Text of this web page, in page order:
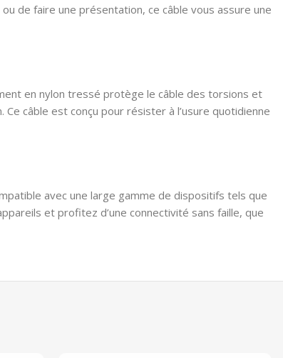
de faire une présentation, ce câble vous assure une
en nylon tressé protège le câble des torsions et
câble est conçu pour résister à l’usure quotidienne
avec une large gamme de dispositifs tels que
et profitez d’une connectivité sans faille, que